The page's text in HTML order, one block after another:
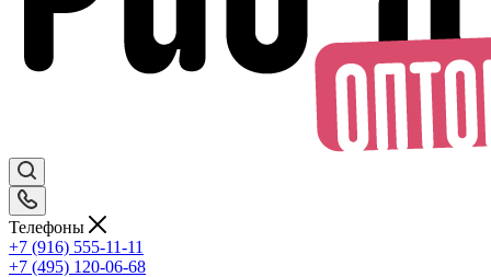
Телефоны
+7 (916) 555-11-11
+7 (495) 120-06-68